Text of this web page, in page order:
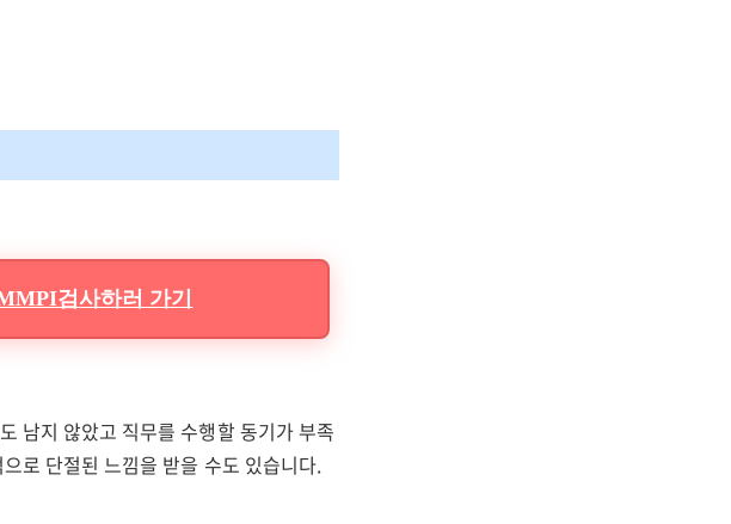
검사하러 가기
남지 않았고 직무를 수행할 동기가 부족
로 단절된 느낌을 받을 수도 있습니다.